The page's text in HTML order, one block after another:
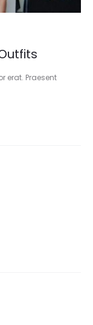
erat. Praesent